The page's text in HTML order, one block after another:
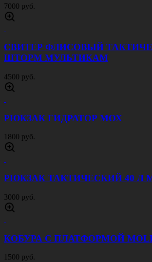
7000 руб.
СВИТЕР ФЛИСОВЫЙ
ШТОРМ МУЛЬТИКАМ
4500 руб.
РЮКЗАК ГИДРАТОР МОХ
1800 руб.
РЮКЗАК ТАКТИЧЕСКИЙ 40 Л
3000 руб.
КОБУРА С ПЛАТФОРМОЙ
1500 руб.